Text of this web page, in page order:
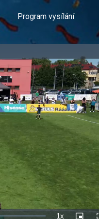
Program vysílání
1x